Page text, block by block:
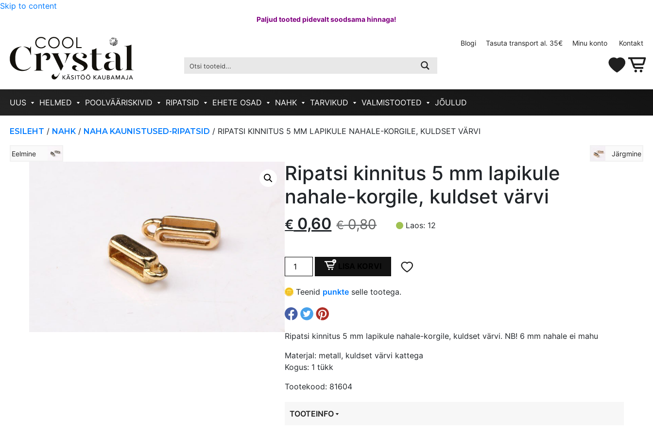
Skip to content
Paljud tooted pidevalt soodsama hinnaga!
Blogi Tasuta transport al. 35€ Minu konto Kontakt
UUS HELMED POOLVÄÄRISKIVID RIPATSID EHETE OSAD NAHK TARVIKUD VALMISTOOTED JÕULUD
ESILEHT / NAHK / NAHA KAUNISTUSED-RIPATSID / RIPATSI KINNITUS 5 MM LAPIKULE NAHALE-KORGILE, KULDSET VÄRVI
Eelmine Järgmine
Ripatsi kinnitus 5 mm lapikule
nahale-korgile, kuldset värvi
€0,80
Algne
oli:
€ 0,80.
€ 0,60
Current
is:
€ 0,60.
Laos: 12
Ripatsi
kinnitus
5
mm
lapikule
nahale-
korgile,
kuldset
värvi
kogus
Teenid punkte selle tootega.
Ripatsi kinnitus 5 mm lapikule nahale-korgile, kuldset värvi. NB! 6 mm nahale ei mahu
Materjal: metall, kuldset värvi kattega
Kogus: 1 tükk
Tootekood: 81604
TOOTEINFO